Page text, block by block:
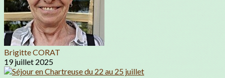
Brigitte CORAT
19 juillet 2025